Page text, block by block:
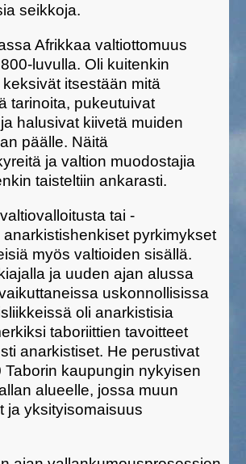
seikkoja.
Afrikkaa valtiottomuus
luvulla. Oli kuitenkin
itsestään mitä
tarinoita, pukeutuivat
halusivat kiivetä muiden
päälle. Näitä
ja valtion muodostajia
taisteltiin ankarasti.
tai -
pyrkimykset
myös valtioiden sisällä.
ja uuden ajan alussa
uskonnollisissa
oli anarkistisia
taboriittien tavoitteet
anarkistiset. He perustivat
kaupungin nykyisen
alueelle, jossa muun
ja yksityisomaisuus